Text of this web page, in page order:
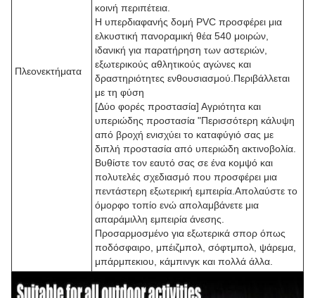
Πλεονεκτήματα
κοινή περιπέτεια.
Η υπερδιαφανής δομή PVC προσφέρει μια
ελκυστική πανοραμική θέα 540 μοιρών,
ιδανική για παρατήρηση των αστεριών,
εξωτερικούς αθλητικούς αγώνες και
δραστηριότητες ενθουσιασμού.Περιβάλλεται
με τη φύση
[Δύο φορές προστασία] Αγριότητα και
υπεριώδης προστασία "Περισσότερη κάλυψη
από βροχή ενισχύει το καταφύγιό σας με
διπλή προστασία από υπεριώδη ακτινοβολία.
Βυθίστε τον εαυτό σας σε ένα κομψό και
πολυτελές σχεδιασμό που προσφέρει μια
πεντάστερη εξωτερική εμπειρία.Απολαύστε το
όμορφο τοπίο ενώ απολαμβάνετε μια
απαράμιλλη εμπειρία άνεσης.
Προσαρμοσμένο για εξωτερικά σπορ όπως
ποδόσφαιρο, μπέιζμπολ, σόφτμπολ, ψάρεμα,
μπάρμπεκιου, κάμπινγκ και πολλά άλλα.